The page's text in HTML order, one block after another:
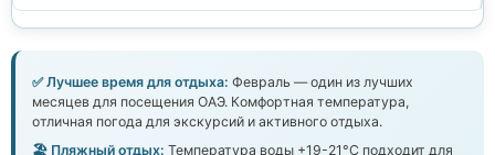
✅ Лучшее время для отдыха: Февраль — один из лучших
месяцев для посещения ОАЭ. Комфортная температура,
отличная погода для экскурсий и активного отдыха.
🏖️ Пляжный отдых: Температура воды +19-21°C подходит для